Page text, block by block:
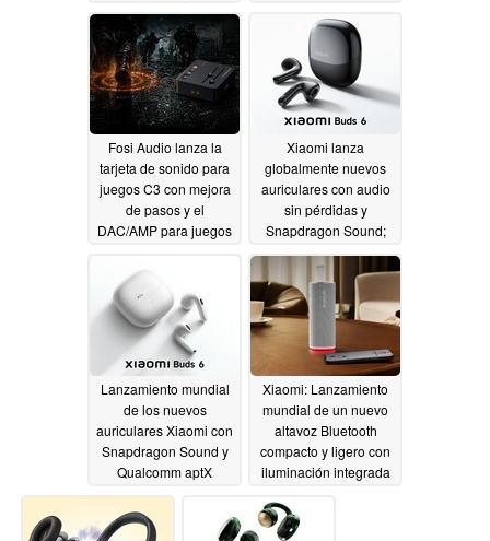
06/08/2026
Fosi Audio lanza la
tarjeta de sonido para
juegos C3 con mejora
de pasos y el
DAC/AMP para juegos
Xiaomi lanza
globalmente nuevos
auriculares con audio
sin pérdidas y
Snapdragon Sound;
confirmado en Europa
05/28/2026
Lanzamiento mundial
de los nuevos
auriculares Xiaomi con
Snapdragon Sound y
Qualcomm aptX
05/27/2026
Xiaomi: Lanzamiento
mundial de un nuevo
altavoz Bluetooth
compacto y ligero con
iluminación integrada